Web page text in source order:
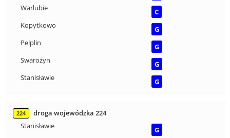
Warlubie
C
Kopytkowo
G
Pelplin
G
Swarożyn
G
Stanisławie
G
224
droga wojewódzka 224
Stanisławie
G